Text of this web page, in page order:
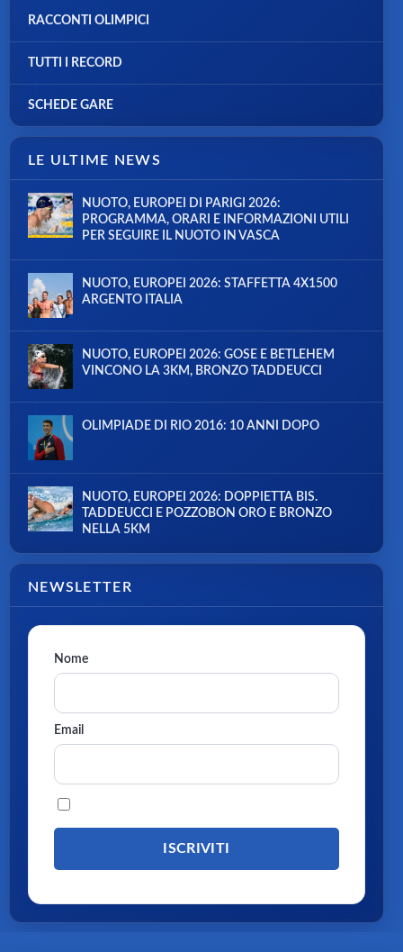
RACCONTI OLIMPICI
TUTTI I RECORD
SCHEDE GARE
LE ULTIME NEWS
NUOTO, EUROPEI DI PARIGI 2026:
PROGRAMMA, ORARI E INFORMAZIONI UTILI
PER SEGUIRE IL NUOTO IN VASCA
NUOTO, EUROPEI 2026: STAFFETTA 4X1500
ARGENTO ITALIA
NUOTO, EUROPEI 2026: GOSE E BETLEHEM
VINCONO LA 3KM, BRONZO TADDEUCCI
OLIMPIADE DI RIO 2016: 10 ANNI DOPO
NUOTO, EUROPEI 2026: DOPPIETTA BIS.
TADDEUCCI E POZZOBON ORO E BRONZO
NELLA 5KM
NEWSLETTER
Nome
Email